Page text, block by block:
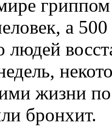
гриппом
а
жизни
бронхит.